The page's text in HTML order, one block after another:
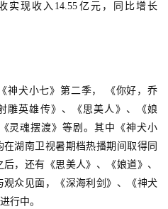
实现收入 14.55 亿元，同比增长
神犬小七》第二季，
《你好，乔
射雕英雄传》、《思美人》、《娘
灵魂摆渡》等剧。其中《神犬小
湖南卫视暑期档热播期间取得同
，还有《思美人》、《娘道》、
观众见面，《深海利剑》、《神犬
行中。